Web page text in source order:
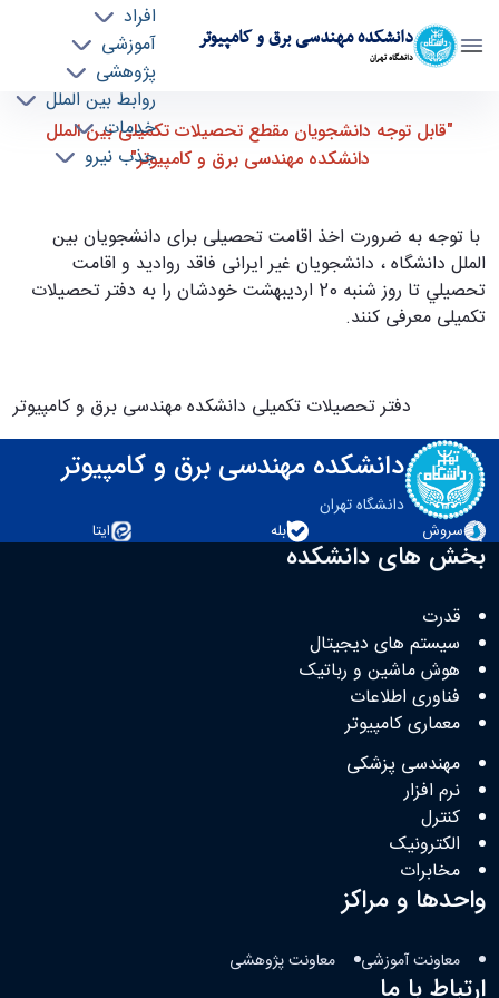
دانشکده مهندسی برق و کامپیوتر
دانشگاه تهران
افراد
آموزشی
پژوهشی
روابط بین الملل
خدمات
جذب نیرو
قابل توجه دانشجویان مقطع تحصیلات تکمیلی بین
الملل دانشکده مهندسی برق و کامپیوتر - ece-
"قابل توجه دانشجویان مقطع تحصیلات تکمیلی بین الملل
دانشکده مهندسی برق و کامپیوتر"
با توجه به ضرورت اخذ اقامت تحصیلی برای دانشجویان بین
الملل دانشگاه ، دانشجویان غیر ایرانی فاقد رواديد و اقامت
تحصيلي تا روز شنبه 20 اردیبهشت خودشان را به دفتر تحصیلات
تکمیلی معرفی کنند.
دفتر تحصیلات تکمیلی دانشکده مهندسی برق و کامپیوتر
دانشکده مهندسی برق و کامپیوتر
دانشگاه تهران
سروش
بله ایتا
بخش های دانشکده
قدرت
سیستم های دیجیتال
هوش ماشین و رباتیک
فناوری اطلاعات
معماری کامپیوتر
مهندسی پزشکی
نرم افزار
کنترل
الکترونیک
مخابرات
واحدها و مراکز
معاونت آموزشی معاونت پژوهشی
ارتباط با ما